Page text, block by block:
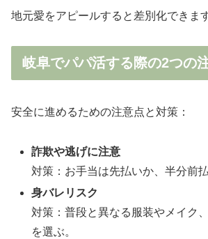
地元愛をアピールすると差別化できます
岐阜でパパ活する際の2つの
安全に進めるための注意点と対策：
詐欺や逃げに注意
対策：お手当は先払いか、半分前
身バレリスク
対策：普段と異なる服装やメイク
を選ぶ。